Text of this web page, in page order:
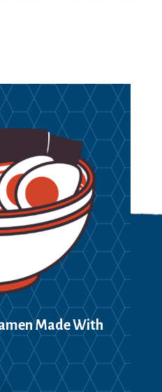
Made With